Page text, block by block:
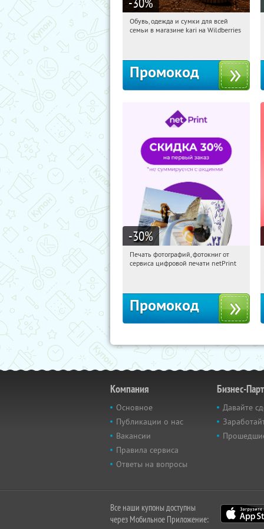
06:01:06 Получили:
Обувь, одежда и сумки для всей
семьи в магазине kari на Wildberries
Промокод
-30%
06:01:06 Получили:
Печать фотографий, фотокниг от
сервиса цифровой печати netPrint
Промокод
Компания
Основное
Публикации о нас
Вакансии
Правила сервиса
Ответы на вопросы
Бизнес-
Давайте
Все наши купоны доступны
через Мобильное Приложение: